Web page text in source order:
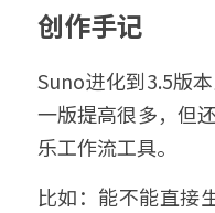
创作手记
Suno进化到3.5版
一版提高很多，但
乐工作流工具。
比如：能不能直接